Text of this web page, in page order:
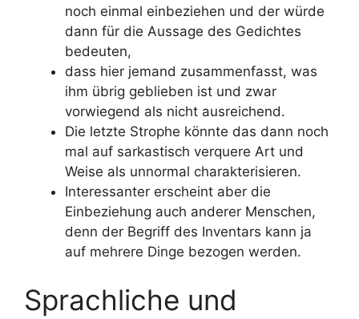
noch einmal einbeziehen und der würde
dann für die Aussage des Gedichtes
bedeuten,
dass hier jemand zusammenfasst, was
ihm übrig geblieben ist und zwar
vorwiegend als nicht ausreichend.
Die letzte Strophe könnte das dann noch
mal auf sarkastisch verquere Art und
Weise als unnormal charakterisieren.
Interessanter erscheint aber die
Einbeziehung auch anderer Menschen,
denn der Begriff des Inventars kann ja
auf mehrere Dinge bezogen werden.
Sprachliche und